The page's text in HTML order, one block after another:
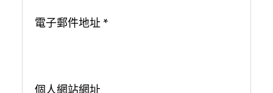
電子郵件地址 *
個人網站網址